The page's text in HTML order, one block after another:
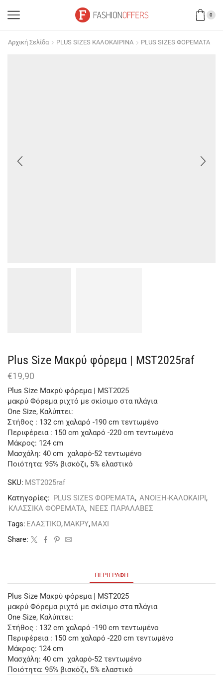
0
Αρχική Σελίδα PLUS SIZES ΚΑΛΟΚΑΙΡΙΝΑ PLUS SIZES ΦΟΡΕΜΑΤΑ
Plus Size Μακρύ φόρεμα | MST2025raf
€19,90
Plus Size Μακρύ φόρεμα | MST2025
μακρύ Φόρεμα ριχτό με σκίσιμο στα πλάγια
One Size, Καλύπτει:
Στήθος : 132 cm χαλαρό -190 cm τεντωμένο
Περιφέρεια : 150 cm χαλαρό -220 cm τεντωμένο
Μάκρος: 124 cm
Μασχάλη: 40 cm χαλαρό-52 τεντωμένο
Ποιότητα: 95% βισκόζι, 5% ελαστικό
SKU: MST2025raf
Κατηγορίες: PLUS SIZES ΦΟΡΕΜΑΤΑ, ΑΝΟΙΞΗ-ΚΑΛΟΚΑΙΡΙ,
ΚΛΑΣΣΙΚΑ ΦΟΡΕΜΑΤΑ, ΝΕΕΣ ΠΑΡΑΛΑΒΕΣ
Tags: ΕΛΑΣΤΙΚΟ,ΜΑΚΡΥ,ΜΑΧΙ
Share:
ΠΕΡΙΓΡΑΦΉ
Plus Size Μακρύ φόρεμα | MST2025
μακρύ Φόρεμα ριχτό με σκίσιμο στα πλάγια
One Size, Καλύπτει:
Στήθος : 132 cm χαλαρό -190 cm τεντωμένο
Περιφέρεια : 150 cm χαλαρό -220 cm τεντωμένο
Μάκρος: 124 cm
Μασχάλη: 40 cm χαλαρό-52 τεντωμένο
Ποιότητα: 95% βισκόζι, 5% ελαστικό